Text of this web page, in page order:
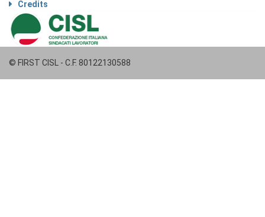
Credits
© FIRST CISL - C.F. 80122130588